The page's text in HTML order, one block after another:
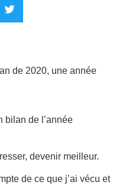
de 2020, une année
bilan de l’année
devenir meilleur.
de ce que j’ai vécu et